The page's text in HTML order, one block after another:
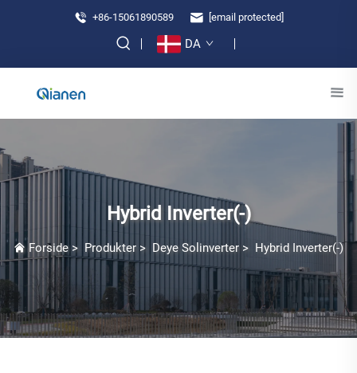
+86-15061890589 [email protected]
DA
Hybrid Inverter(-)
Forside > Produkter > Deye Solinverter > Hybrid Inverter(-)